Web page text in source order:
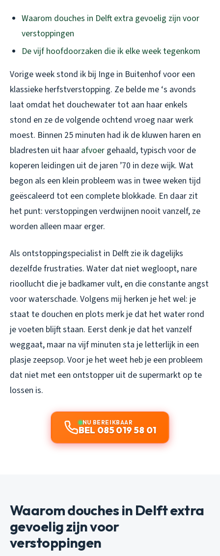
Waarom douches in Delft extra gevoelig zijn voor
verstoppingen
De vijf hoofdoorzaken die ik elke week tegenkom
Vorige week stond ik bij Inge in Buitenhof voor een
klassieke herfstverstopping. Ze belde me ‘s avonds
laat omdat het douchewater tot aan haar enkels
stond en ze de volgende ochtend vroeg naar werk
moest. Binnen 25 minuten had ik de kluwen haren en
bladresten uit haar afvoer gehaald, typisch voor de
koperen leidingen uit de jaren ’70 in deze wijk. Wat
begon als een klein probleem was in twee weken tijd
geëscaleerd tot een complete blokkade. En daar zit
het punt: verstoppingen verdwijnen nooit vanzelf, ze
worden alleen maar erger.
Als ontstoppingspecialist in Delft zie ik dagelijks
dezelfde frustraties. Water dat niet wegloopt, nare
rioollucht die je badkamer vult, en die constante angst
voor waterschade. Volgens mij herken je het wel: je
staat te douchen en plots merk je dat het water rond
je voeten blijft staan. Eerst denk je dat het vanzelf
weggaat, maar na vijf minuten sta je letterlijk in een
plasje zeepsop. Voor je het weet heb je een probleem
dat niet met een ontstopper uit de supermarkt op te
lossen is.
NU BEREIKBAAR
BEL 085 019 58 01
Waarom douches in Delft extra
gevoelig zijn voor
verstoppingen